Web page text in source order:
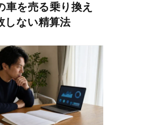
車を売る乗り換え
しない精算法